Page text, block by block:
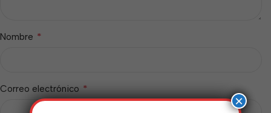
Nombre *
Correo electrónico *
×